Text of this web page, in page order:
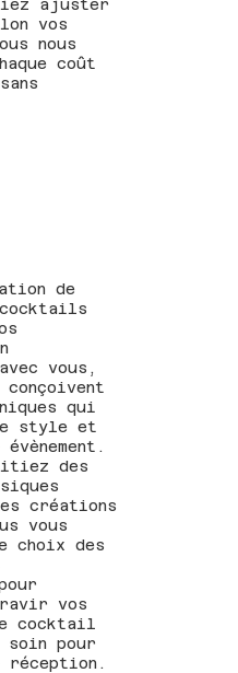
ajuster
vos
nous
coût
de
cocktails
vous,
conçoivent
qui
style et
des
créations
vous
choix des
vos
cocktail
soin pour
réception.